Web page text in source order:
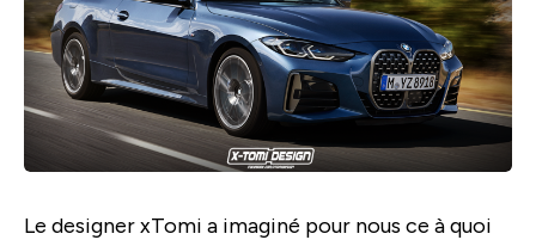
Le designer xTomi a imaginé pour nous ce à quoi